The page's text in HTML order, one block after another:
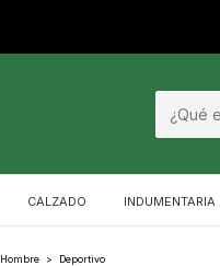
CALZADO INDUMENTARIA
Hombre > Deportivo